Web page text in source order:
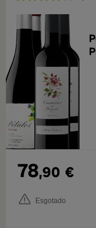
78,90 €
Esgotado